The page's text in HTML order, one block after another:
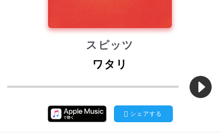
スピッツ
ワタリ
シェアする